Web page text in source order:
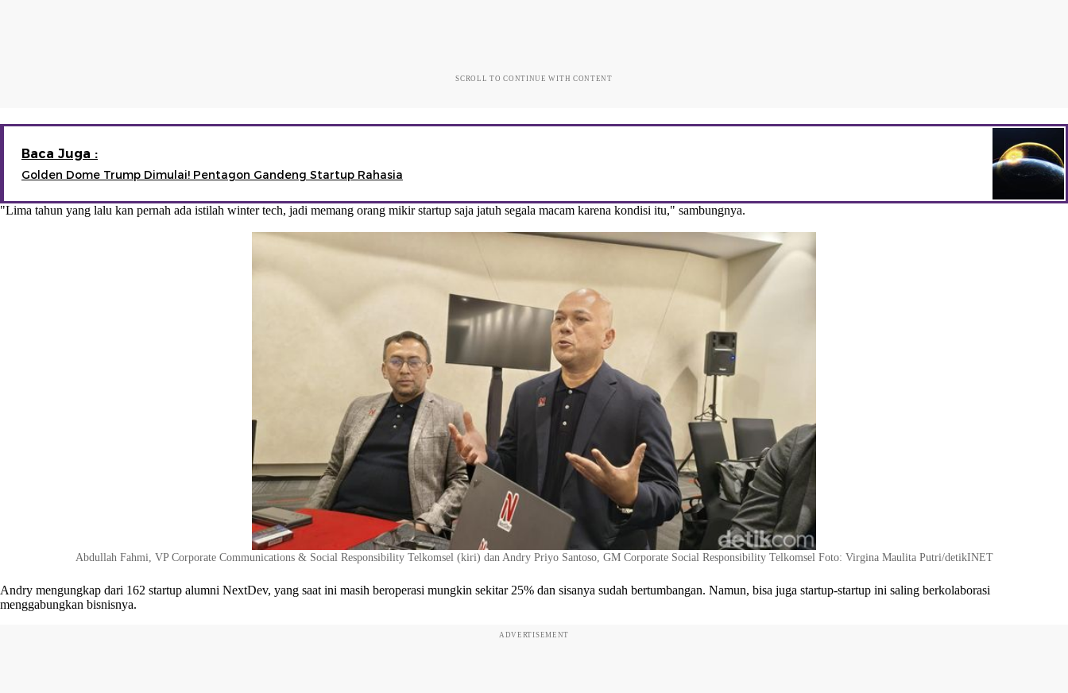
SCROLL TO CONTINUE WITH CONTENT
Baca Juga :
Golden Dome Trump Dimulai! Pentagon Gandeng Startup Rahasia
"Lima tahun yang lalu kan pernah ada istilah winter tech, jadi memang orang mikir startup saja jatuh segala macam karena kondisi itu," sambungnya.
Abdullah Fahmi, VP Corporate Communications & Social Responsibility Telkomsel (kiri) dan Andry Priyo Santoso, GM Corporate Social Responsibility Telkomsel Foto: Virgina Maulita Putri/detikINET
Andry mengungkap dari 162 startup alumni NextDev, yang saat ini masih beroperasi mungkin sekitar 25% dan sisanya sudah bertumbangan. Namun, bisa juga startup-startup ini saling berkolaborasi
menggabungkan bisnisnya.
ADVERTISEMENT